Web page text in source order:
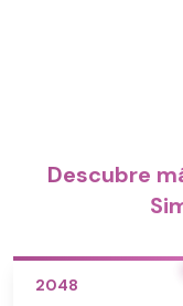
Descubre
2048